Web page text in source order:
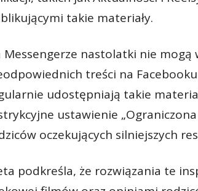
takie materiały.
Messengerze nastolatki nie
treści na
udostępniają takie
ustawienie
oczekujących silniejszych
podkreśla, że rozwiązania te